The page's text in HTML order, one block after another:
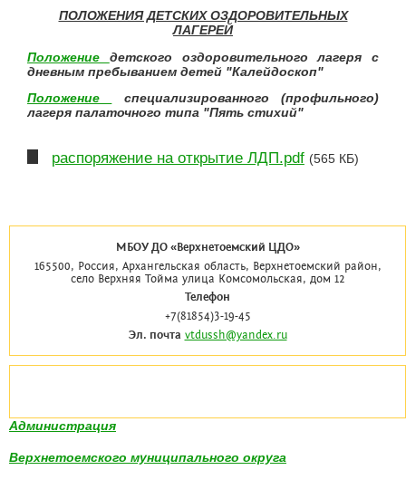
ПОЛОЖЕНИЯ ДЕТСКИХ ОЗДОРОВИТЕЛЬНЫХ
ЛАГЕРЕЙ
Положение детского оздоровительного лагеря с
дневным пребыванием детей "Калейдоскоп"
Положение
специализированного (профильного)
лагеря палаточного типа "Пять стихий"
распоряжение на открытие ЛДП.pdf (565 КБ)
МБОУ ДО «Верхнетоемский ЦДО»
165500, Россия, Архангельская область, Верхнетоемский район,
село Верхняя Тойма улица Комсомольская, дом 12
Телефон
+7(81854)3-19-45
Эл. почта vtdussh@yandex.ru
Администрация
Верхнетоемского муниципального округа